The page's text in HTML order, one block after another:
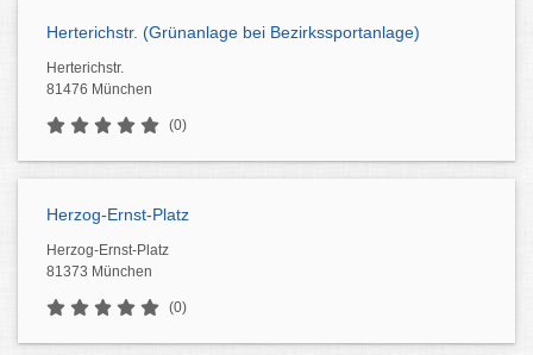
Herterichstr. (Grünanlage bei Bezirkssportanlage)
Herterichstr.
81476 München
(0)
Herzog-Ernst-Platz
Herzog-Ernst-Platz
81373 München
(0)